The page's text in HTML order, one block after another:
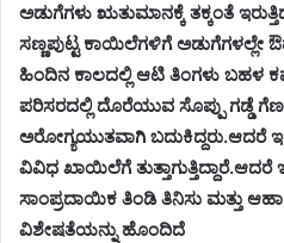
ಅಡುಗೆಗಳು ಋತುಮಾನಕ್ಕೆ ತಕ್ಕಂತೆ
ಸಣ್ಣಪುಟ್ಟ ಕಾಯಿಲೆಗಳಿಗೆ ಅಡುಗೆಗಳಲ್ಲೇ
ಹಿಂದಿನ ಕಾಲದಲ್ಲಿ ಆಟಿ ತಿಂಗಳು ಬಹಳ
ಪರಿಸರದಲ್ಲಿ ದೊರೆಯುವ ಸೊಪ್ಪು ಗಡ್ಡೆ
ಅರೋಗ್ಯಯುತವಾಗಿ ಬದುಕಿದ್ದರು.ಆದರೆ
ವಿವಿಧ ಖಾಯಿಲೆಗೆ
ಸಾಂಪ್ರದಾಯಿಕ ತಿಂಡಿ ತಿನಿಸು ಮತ್ತು
ವಿಶೇಷತೆಯನ್ನು ಹೊಂದಿದೆ